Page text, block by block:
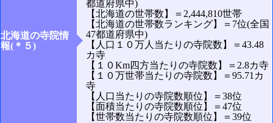
北海道の寺院情
報(＊５)
都道府県中)
【北海道の世帯数】＝2,444,810世帯
【北海道の世帯数ランキング】＝7位(全国
47都道府県中)
【人口１０万人当たりの寺院数】＝43.48
カ寺
【１０Km四方当たりの寺院数】＝2.8カ寺
【１０万世帯当たりの寺院数】＝95.71カ
寺
【人口当たりの寺院数順位】＝38位
【面積当たりの寺院数順位】＝47位
【世帯数当たりの寺院数順位】＝39位